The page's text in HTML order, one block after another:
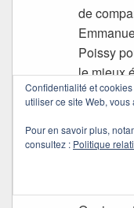
de
Poissy
le mieux
Je ne
lactarium
Confidentialité et
utiliser ce site Web,
Pour en savoir plus,
consultez : Politique